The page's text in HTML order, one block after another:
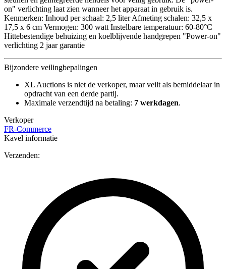
on" verlichting laat zien wanneer het apparaat in gebruik is.
Kenmerken: Inhoud per schaal: 2,5 liter Afmeting schalen: 32,5 x
17,5 x 6 cm Vermogen: 300 watt Instelbare temperatuur: 60-80°C
Hittebestendige behuizing en koelblijvende handgrepen "Power-on"
verlichting 2 jaar garantie
Bijzondere veilingbepalingen
XL Auctions is niet de verkoper, maar veilt als bemiddelaar in
opdracht van een derde partij.
Maximale verzendtijd na betaling: 7 werkdagen.
Verkoper
FR-Commerce
Kavel informatie
Verzenden: